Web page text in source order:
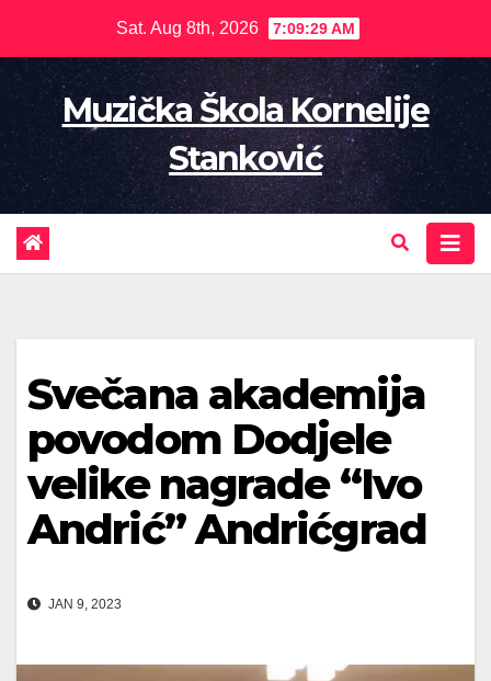
content
Sat. Aug 8th, 2026 7:09:30 AM
Muzička Škola Kornelije
Stanković
Svečana akademija
povodom Dodjele
velike nagrade “Ivo
Andrić” Andrićgrad
JAN 9, 2023